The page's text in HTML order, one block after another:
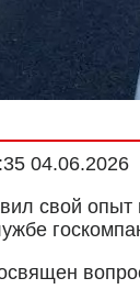
04.06.2026
свой